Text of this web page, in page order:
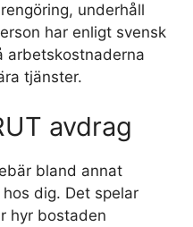
underhåll
har enligt svensk
arbetskostnaderna
tjänster.
avdrag
bland annat
dig. Det spelar
hyr bostaden